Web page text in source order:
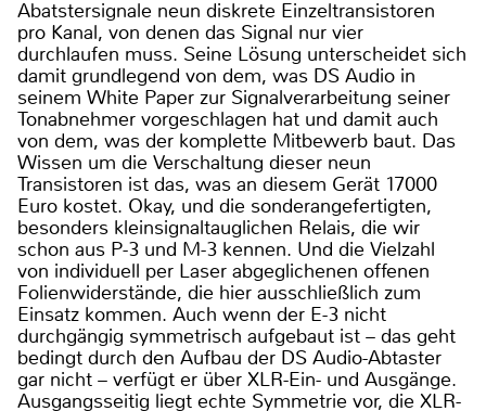
Abatstersignale neun diskrete Einzeltransistoren
pro Kanal, von denen das Signal nur vier
durchlaufen muss. Seine Lösung unterscheidet sich
damit grundlegend von dem, was DS Audio in
seinem White Paper zur Signalverarbeitung seiner
Tonabnehmer vorgeschlagen hat und damit auch
von dem, was der komplette Mitbewerb baut. Das
Wissen um die Verschaltung dieser neun
Transistoren ist das, was an diesem Gerät 17000
Euro kostet. Okay, und die sonderangefertigten,
besonders kleinsignaltauglichen Relais, die wir
schon aus P-3 und M-3 kennen. Und die Vielzahl
von individuell per Laser abgeglichenen offenen
Folienwiderstände, die hier ausschließlich zum
Einsatz kommen. Auch wenn der E-3 nicht
durchgängig symmetrisch aufgebaut ist – das geht
bedingt durch den Aufbau der DS Audio-Abtaster
gar nicht – verfügt er über XLR-Ein- und Ausgänge.
Ausgangsseitig liegt echte Symmetrie vor, die XLR-